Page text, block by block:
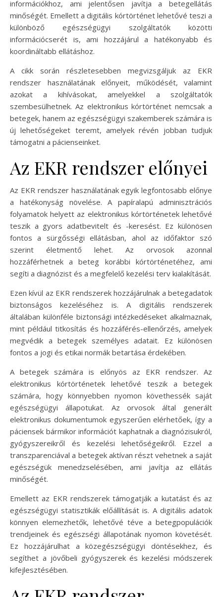
információkhoz, ami jelentősen javítja a betegellátás
minőségét. Emellett a digitális kórtörténet lehetővé teszi a
különböző egészségügyi szolgáltatók közötti
információcserét is, ami hozzájárul a hatékonyabb és
koordináltabb ellátáshoz.
A cikk során részletesebben megvizsgáljuk az EKR
rendszer használatának előnyeit, működését, valamint
azokat a kihívásokat, amelyekkel a szolgáltatók
szembesülhetnek. Az elektronikus kórtörténet nemcsak a
betegek, hanem az egészségügyi szakemberek számára is
új lehetőségeket teremt, amelyek révén jobban tudjuk
támogatni a pácienseinket.
Az EKR rendszer előnyei
Az EKR rendszer használatának egyik legfontosabb előnye
a hatékonyság növelése. A papíralapú adminisztrációs
folyamatok helyett az elektronikus kórtörténetek lehetővé
teszik a gyors adatbevitelt és -keresést. Ez különösen
fontos a sürgősségi ellátásban, ahol az időfaktor szó
szerint életmentő lehet. Az orvosok azonnal
hozzáférhetnek a beteg korábbi kórtörténetéhez, ami
segíti a diagnózist és a megfelelő kezelési terv kialakítását.
Ezen kívül az EKR rendszerek hozzájárulnak a betegadatok
biztonságos kezeléséhez is. A digitális rendszerek
általában különféle biztonsági intézkedéseket alkalmaznak,
mint például titkosítás és hozzáférés-ellenőrzés, amelyek
megvédik a betegek személyes adatait. Ez különösen
fontos a jogi és etikai normák betartása érdekében.
A betegek számára is előnyös az EKR rendszer. Az
elektronikus kórtörténetek lehetővé teszik a betegek
számára, hogy könnyebben nyomon követhessék saját
egészségügyi állapotukat. Az orvosok által generált
elektronikus dokumentumok egyszerűen elérhetőek, így a
páciensek bármikor információt kaphatnak a diagnózisukról,
gyógyszereikről és kezelési lehetőségeikről. Ezzel a
transzparenciával a betegek aktívan részt vehetnek a saját
egészségük menedzselésében, ami javítja az ellátás
minőségét.
Emellett az EKR rendszerek támogatják a kutatást és az
egészségügyi statisztikák előállítását is. A digitális adatok
könnyen elemezhetők, lehetővé téve a betegpopulációk
trendjeinek és egészségi állapotának nyomon követését.
Ez hozzájárulhat a közegészségügyi döntésekhez, és
segíthet a jövőbeli gyógyszerek és kezelési módszerek
kifejlesztésében.